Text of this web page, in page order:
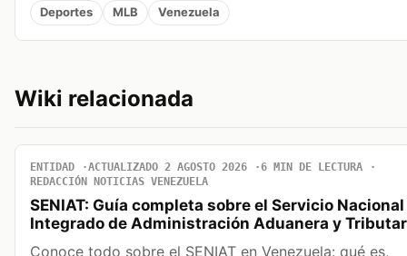
Deportes MLB Venezuela
Wiki relacionada
ENTIDAD ACTUALIZADO 2 AGOSTO 2026
6 MIN DE LECTURA
REDACCIÓN NOTICIAS VENEZUELA
SENIAT: Guía completa sobre el Servicio Nacional
Integrado de Administración Aduanera y
Conoce todo sobre el SENIAT en Venezuela: qué es,